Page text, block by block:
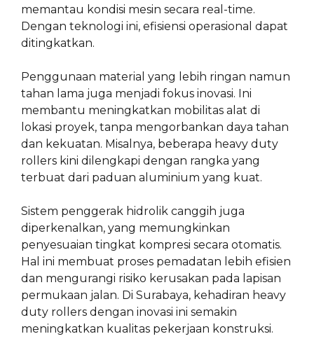
memantau kondisi mesin secara real-time.
Dengan teknologi ini, efisiensi operasional dapat
ditingkatkan.
Penggunaan material yang lebih ringan namun
tahan lama juga menjadi fokus inovasi. Ini
membantu meningkatkan mobilitas alat di
lokasi proyek, tanpa mengorbankan daya tahan
dan kekuatan. Misalnya, beberapa heavy duty
rollers kini dilengkapi dengan rangka yang
terbuat dari paduan aluminium yang kuat.
Sistem penggerak hidrolik canggih juga
diperkenalkan, yang memungkinkan
penyesuaian tingkat kompresi secara otomatis.
Hal ini membuat proses pemadatan lebih efisien
dan mengurangi risiko kerusakan pada lapisan
permukaan jalan. Di Surabaya, kehadiran heavy
duty rollers dengan inovasi ini semakin
meningkatkan kualitas pekerjaan konstruksi.